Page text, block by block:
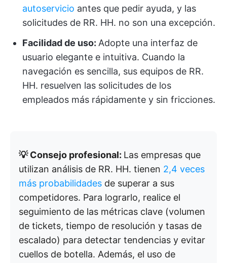
autoservicio antes que pedir ayuda, y las
solicitudes de RR. HH. no son una excepción.
Facilidad de uso: Adopte una interfaz de
usuario elegante e intuitiva. Cuando la
navegación es sencilla, sus equipos de RR.
HH. resuelven las solicitudes de los
empleados más rápidamente y sin fricciones.
💡 Consejo profesional: Las empresas que
utilizan análisis de RR. HH. tienen 2,4 veces
más probabilidades de superar a sus
competidores. Para lograrlo, realice el
seguimiento de las métricas clave (volumen
de tickets, tiempo de resolución y tasas de
escalado) para detectar tendencias y evitar
cuellos de botella. Además, el uso de